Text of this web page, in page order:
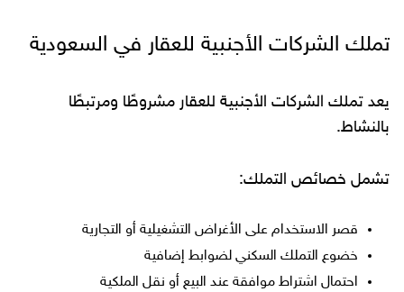
تملك الشركات الأجنبية للعقار في السعودية
يعد تملك الشركات الأجنبية للعقار مشروطًا ومرتبطًا
بالنشاط.
تشمل خصائص التملك:
قصر الاستخدام على الأغراض التشغيلية أو التجارية
خضوع التملك السكني لضوابط إضافية
احتمال اشتراط موافقة عند البيع أو نقل الملكية